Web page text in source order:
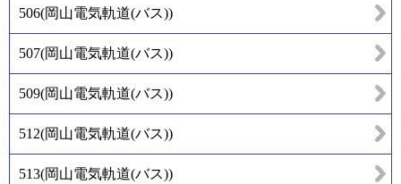
506(岡山電気軌道(バス))
507(岡山電気軌道(バス))
509(岡山電気軌道(バス))
512(岡山電気軌道(バス))
513(岡山電気軌道(バス))